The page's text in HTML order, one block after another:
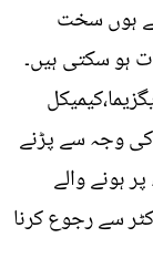
ہوں سخت
ہو سکتی ہیں۔
کی وجہ سے پڑنے
ہونے والے
سے رجوع کرنا